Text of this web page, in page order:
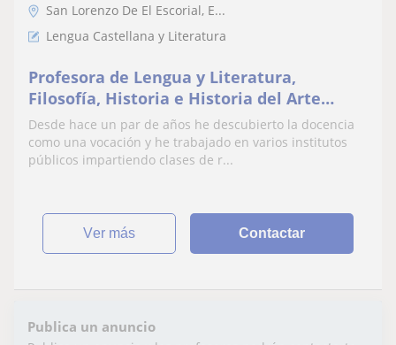
San Lorenzo De El Escorial, E...
Lengua Castellana y Literatura
Profesora de Lengua y Literatura,
Filosofía, Historia e Historia del Arte
especialmente en grupos de la ESO y
primaria
Desde hace un par de años he descubierto la docencia
como una vocación y he trabajado en varios institutos
públicos impartiendo clases de r...
ver más Contactar
Publica un anuncio